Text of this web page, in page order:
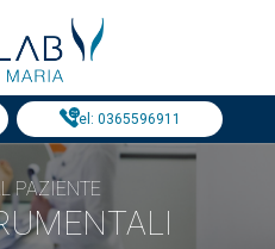
Tel: 0365596911
PAZIENTE